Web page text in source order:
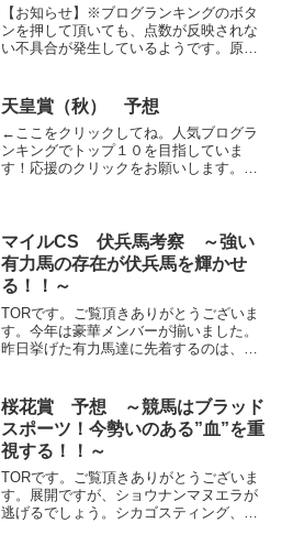
【お知らせ】※ブログランキングのボタ
ンを押して頂いても、点数が反映されな
い不具合が発生しているようです。原因
あれば、違うブログランキングに移る等
の対策も検討したいと思って...
天皇賞（秋） 予想
←ここをクリックしてね。人気ブログラ
ンキングでトップ１０を目指していま
す！応援のクリックをお願いします。中
なりました。これは天皇賞（...
マイルCS 伏兵馬考察 ～強い
有力馬の存在が伏兵馬を輝かせ
る！！～
TORです。ご覧頂きありがとうございま
す。今年は豪華メンバーが揃いました。
昨日挙げた有力馬達に先着するのは、簡
の旨味を増します。しっかりと、伏兵馬
達もチェックしていきた...
桜花賞 予想 ～競馬はブラッド
スポーツ！今勢いのある”血”を重
視する！！～
TORです。ご覧頂きありがとうございま
す。展開ですが、ショウナンマヌエラが
逃げるでしょう。シカゴスティング、セ